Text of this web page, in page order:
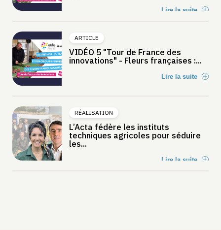
Lire la suite
ARTICLE
VIDÉO 5 "Tour de France des
innovations" - Fleurs françaises :...
Lire la suite
RÉALISATION
L’Acta fédère les instituts
techniques agricoles pour séduire
les...
Lire la suite